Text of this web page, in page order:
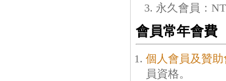
永久會員：
會員常年會費
個人會員及贊助
員資格。